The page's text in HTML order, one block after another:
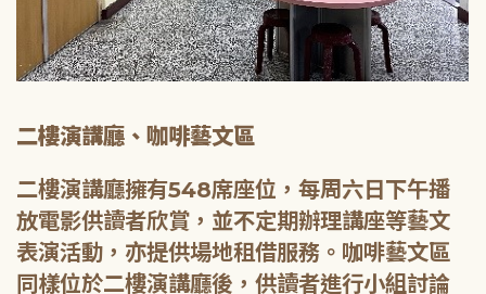
二樓演講廳、咖啡藝文區
二樓演講廳擁有548席座位，每周六日下午播
放電影供讀者欣賞，並不定期辦理講座等藝文
表演活動，亦提供場地租借服務。咖啡藝文區
同樣位於二樓演講廳後，供讀者進行小組討論